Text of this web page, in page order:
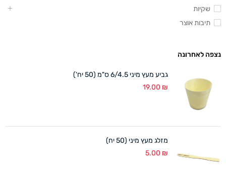
שקיות
תיבות אוצר
נצפה לאחרונה
גביע מעץ מיני 6/4.5 ס"מ (50 יח')
19.00 ₪
מזלג מעץ מיני (50 יח)
5.00 ₪